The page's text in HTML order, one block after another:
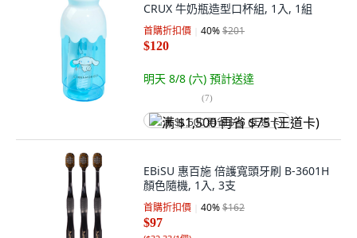
CRUX 牛奶瓶造型口杯組, 1入, 1組
首購折扣價 40%$201
$120
明天 8/8 (六) 預計送達
(7)
满 $1,500 再省 $75 (王道卡)
EBiSU 惠百施 倍護寬頭牙刷 B-3601H
顏色隨機, 1入, 3支
首購折扣價 40%$162
$97